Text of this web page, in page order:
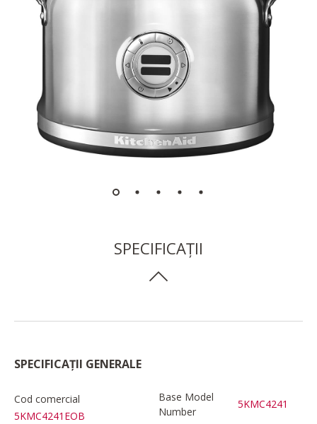
SPECIFICAȚII
SPECIFICAȚII GENERALE
Cod comercial
5KMC4241EOB
Base Model
Number
5KMC4241